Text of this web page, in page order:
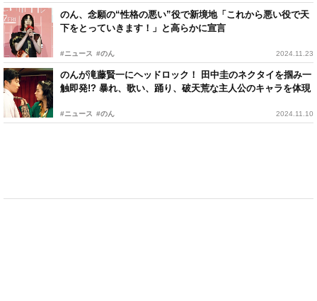
のん、念願の“性格の悪い”役で新境地「これから悪い役で天
下をとっていきます！」と高らかに宣言
#ニュース #のん 2024.11.23
のんが滝藤賢一にヘッドロック！ 田中圭のネクタイを掴み一
触即発!? 暴れ、歌い、踊り、破天荒な主人公のキャラを体現
#ニュース #のん 2024.11.10